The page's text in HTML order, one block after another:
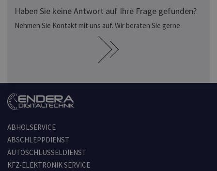
Haben Sie keine Antwort auf Ihre Frage gefunden?
Nehmen Sie Kontakt mit uns auf. Wir beraten Sie gerne
ABHOLSERVICE
ABSCHLEPPDIENST
AUTOSCHLÜSSELDIENST
KFZ-ELEKTRONIK SERVICE